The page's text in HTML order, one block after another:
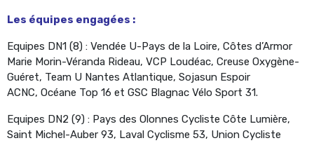
Les équipes engagées :
Equipes DN1 (8) : Vendée U-Pays de la Loire, Côtes d’Armor
Marie Morin-Véranda Rideau, VCP Loudéac, Creuse Oxygène-
Guéret, Team U Nantes Atlantique, Sojasun Espoir
ACNC, Océane Top 16 et GSC Blagnac Vélo Sport 31.
Equipes DN2 (9) : Pays des Olonnes Cycliste Côte Lumière,
Saint Michel-Auber 93, Laval Cyclisme 53, Union Cycliste